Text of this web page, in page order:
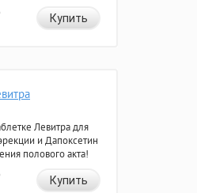
Купить
Левитра для
и Дапоксетин
полового акта!
Купить